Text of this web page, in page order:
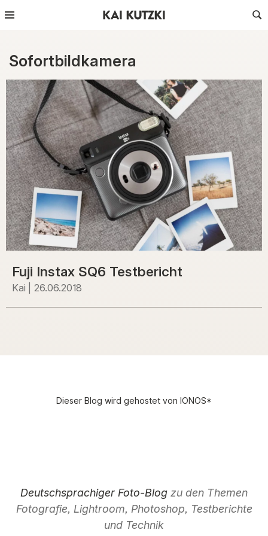
Sofortbildkamera
Fuji Instax SQ6 Testbericht
Kai 26.06.2018
Dieser Blog wird gehostet von IONOS*
Deutschsprachiger Foto-Blog zu den Themen
Fotografie, Lightroom, Photoshop, Testberichte
und Technik